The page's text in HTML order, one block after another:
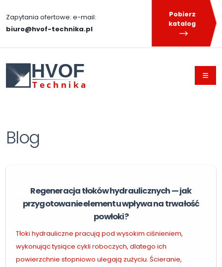
Zapytania ofertowe: e-mail:
biuro@hvof-technika.pl
Pobierz
katalog
HVOF
T echnika
Blog
Regeneracja tłoków hydraulicznych — jak
przygotowanie elementu wpływa na trwałość
powłoki?
Tłoki hydrauliczne pracują pod wysokim ciśnieniem,
wykonując tysiące cykli roboczych, dlatego ich
powierzchnie stopniowo ulegają zużyciu. Ścieranie,